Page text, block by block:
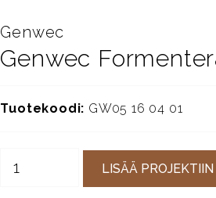
Genwec
Genwec
Tuotekoodi: GW05 16 04 01
LISÄÄ PROJEKTIIN